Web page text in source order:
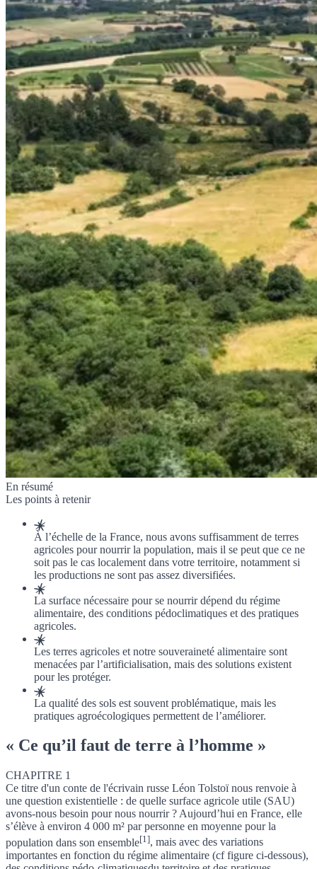
En résumé
Les points à retenir
À l’échelle de la France, nous avons suffisamment de terres
agricoles pour nourrir la population, mais il se peut que ce ne
soit pas le cas localement dans votre territoire, notamment si
les productions ne sont pas assez diversifiées.
La surface nécessaire pour se nourrir dépend du régime
alimentaire, des conditions pédoclimatiques et des pratiques
agricoles.
Les terres agricoles et notre souveraineté alimentaire sont
menacées par l’artificialisation, mais des solutions existent
pour les protéger.
La qualité des sols est souvent problématique, mais les
pratiques agroécologiques permettent de l’améliorer.
« Ce qu’il faut de terre à l’homme »
CHAPITRE 1
Ce titre d'un conte de l'écrivain russe Léon Tolstoï nous renvoie à
une question existentielle : de quelle surface agricole utile (SAU)
avons-nous besoin pour nous nourrir ? Aujourd’hui en France, elle
s’élève à environ 4 000 m² par personne en moyenne pour la
population dans son ensemble[1], mais avec des variations
importantes en fonction du régime alimentaire (cf figure ci-dessous),